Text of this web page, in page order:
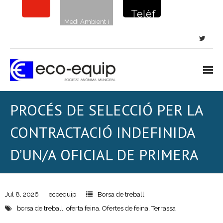
Medi Ambient i
Telèf
la
720
- Clavegueram
PROCÉS DE SELECCIÓ PER LA
CONTRACTACIÓ INDEFINIDA
D’UN/A OFICIAL DE PRIMERA
Jul 8, 2026 ecoequip
Borsa de treball
borsa de treball, oferta feina, Ofertes de feina,Terrassa